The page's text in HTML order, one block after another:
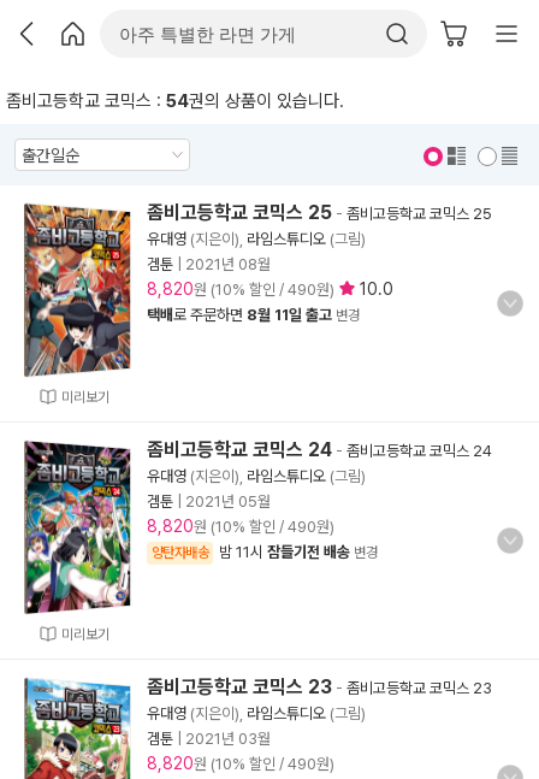
좀비고등학교 코믹스 : 54권의 상품이 있습니다.
미리보기
좀비고등학교 코믹스 25 - 좀비고등학교 코믹스 25
유대영 (지은이), 라임스튜디오 (그림)
겜툰
2021년 08월
8,820원 (10% 할인 / 490원) 10.0
택배로 주문하면 8월 11일 출고 변경
미리보기
좀비고등학교 코믹스 24 - 좀비고등학교 코믹스 24
유대영 (지은이), 라임스튜디오 (그림)
겜툰
2021년 05월
8,820원 (10% 할인 / 490원)
양탄자배송 밤 11시 잠들기전 배송 변경
좀비고등학교 코믹스 23 - 좀비고등학교 코믹스 23
유대영 (지은이), 라임스튜디오 (그림)
겜툰
2021년 03월
8,820원 (10% 할인 / 490원)